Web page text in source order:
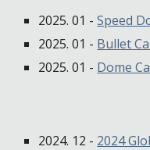
2025. 01 -Speed
2025. 01 - Bullet
2025. 01 - Dome
2024. 12 - 2024